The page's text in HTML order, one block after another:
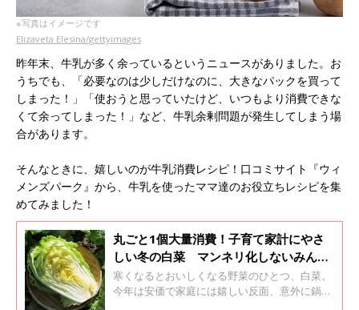
※写真はイメージです
Elizaveta Elesina/gettyimages
昨年末、牛乳が多く余っているというニュースがありました。お
うちでも、「必要なのは少しだけなのに、大きなパックを買って
しまった！」「使おうと思っていたけど、いつもより消費できな
くて余ってしまった！」など、牛乳余剰問題が発生してしまう場
合があります。
そんなときに、嬉しいのが牛乳消費レシピ！口コミサイト『ウィ
メンズパーク』から、牛乳を使ったママ達のお役立ちレシピを集
めてみました！
丸ごと1個大量消費！子育て家計にやさ
しい冬の白菜 マンネリ化しないみんな
のおすすめレシピ
寒くなるとおいしくなる野菜のひとつ、白菜。
今年は安価で家庭には嬉しい反面、意外に鍋ば